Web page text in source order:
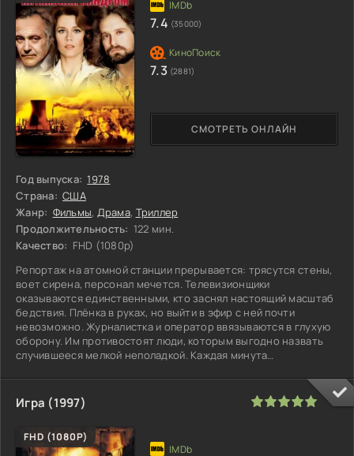
Год выпуска: 1978
Страна: США
Жанр: Фильмы, Драма, Триллер
Продолжительность: 122 мин.
Качество: FHD (1080p)
Репортаж на атомной станции прерывается: трясутся стены,
воет сирена, персонал мечется. Телевизионщики
оказываются единственными, кто заснял настоящий масштаб
бедствия. Плёнка в руках, но выйти в эфир с ней почти
невозможно. Журналистка и оператор ввязываются в глухую
оборону. Им противостоят люди, которым выгодно назвать
случившееся мелкой неполадкой. Каждая минута
СМОТРЕТЬ ОНЛАЙН
7.4 (35000)
7.3 (2881)
Игра (1997)
FHD (1080P)